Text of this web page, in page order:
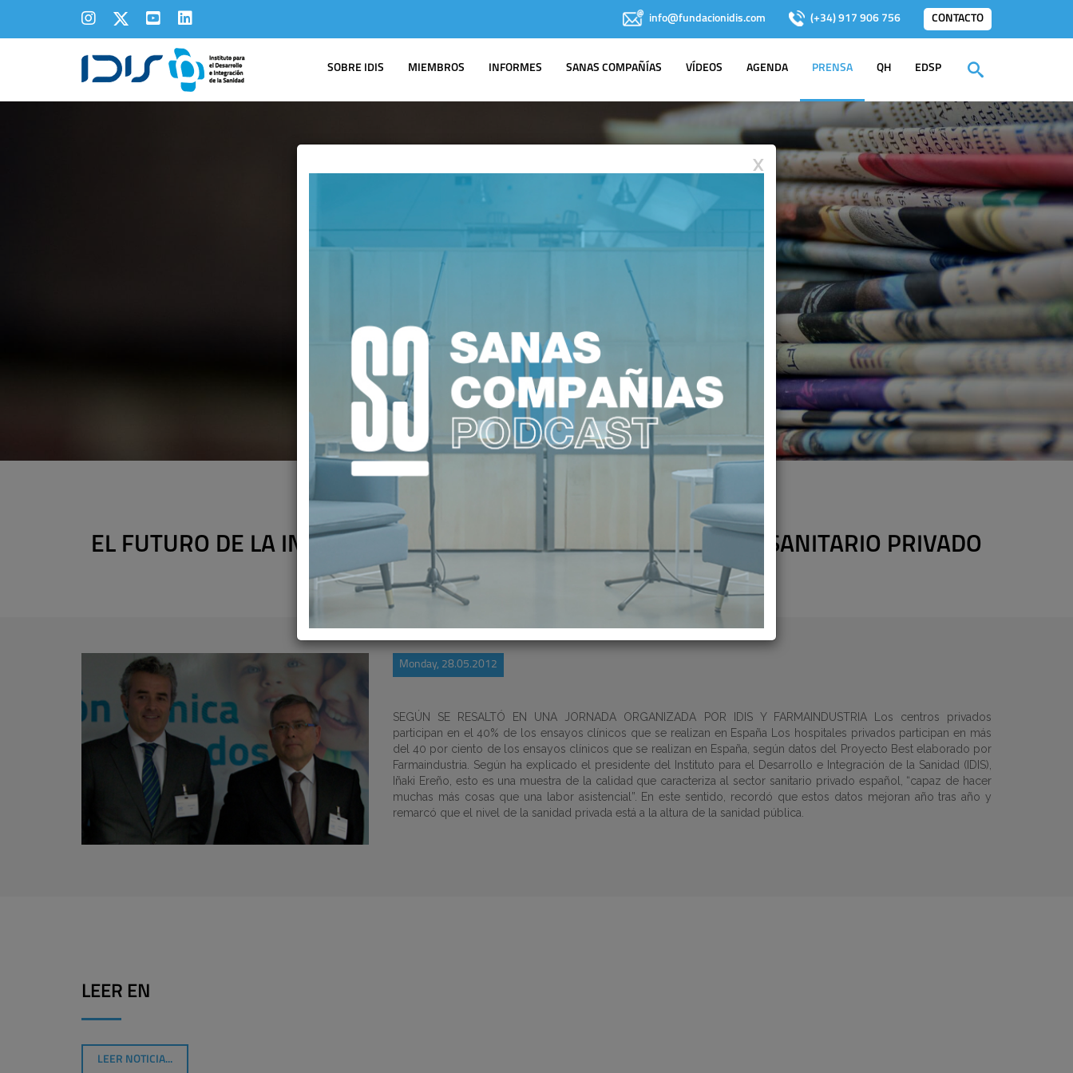
info@fundacionidis.com (+34) 917 906 756 CONTACTO
SOBRE IDIS MIEMBROS INFORMES SANAS COMPAÑÍAS VÍDEOS AGENDA PRENSA QH EDSP
IDIS EN LOS MEDIOS
EL FUTURO DE LA INVESTIGACIÓN CLÍNICA PASA POR EL SECTOR SANITARIO PRIVADO
Monday, 28.05.2012
SEGÚN SE RESALTÓ EN UNA JORNADA ORGANIZADA POR IDIS Y FARMAINDUSTRIA Los centros privados
participan en el 40% de los ensayos clínicos que se realizan en España Los hospitales privados participan en más
del 40 por ciento de los ensayos clínicos que se realizan en España, según datos del Proyecto Best elaborado por
Farmaindustria. Según ha explicado el presidente del Instituto para el Desarrollo e Integración de la Sanidad (IDIS),
Iñaki Ereño, esto es una muestra de la calidad que caracteriza al sector sanitario privado español, “capaz de hacer
muchas más cosas que una labor asistencial”. En este sentido, recordó que estos datos mejoran año tras año y
remarcó que el nivel de la sanidad privada está a la altura de la sanidad pública.
LEER EN
LEER NOTICIA...
X